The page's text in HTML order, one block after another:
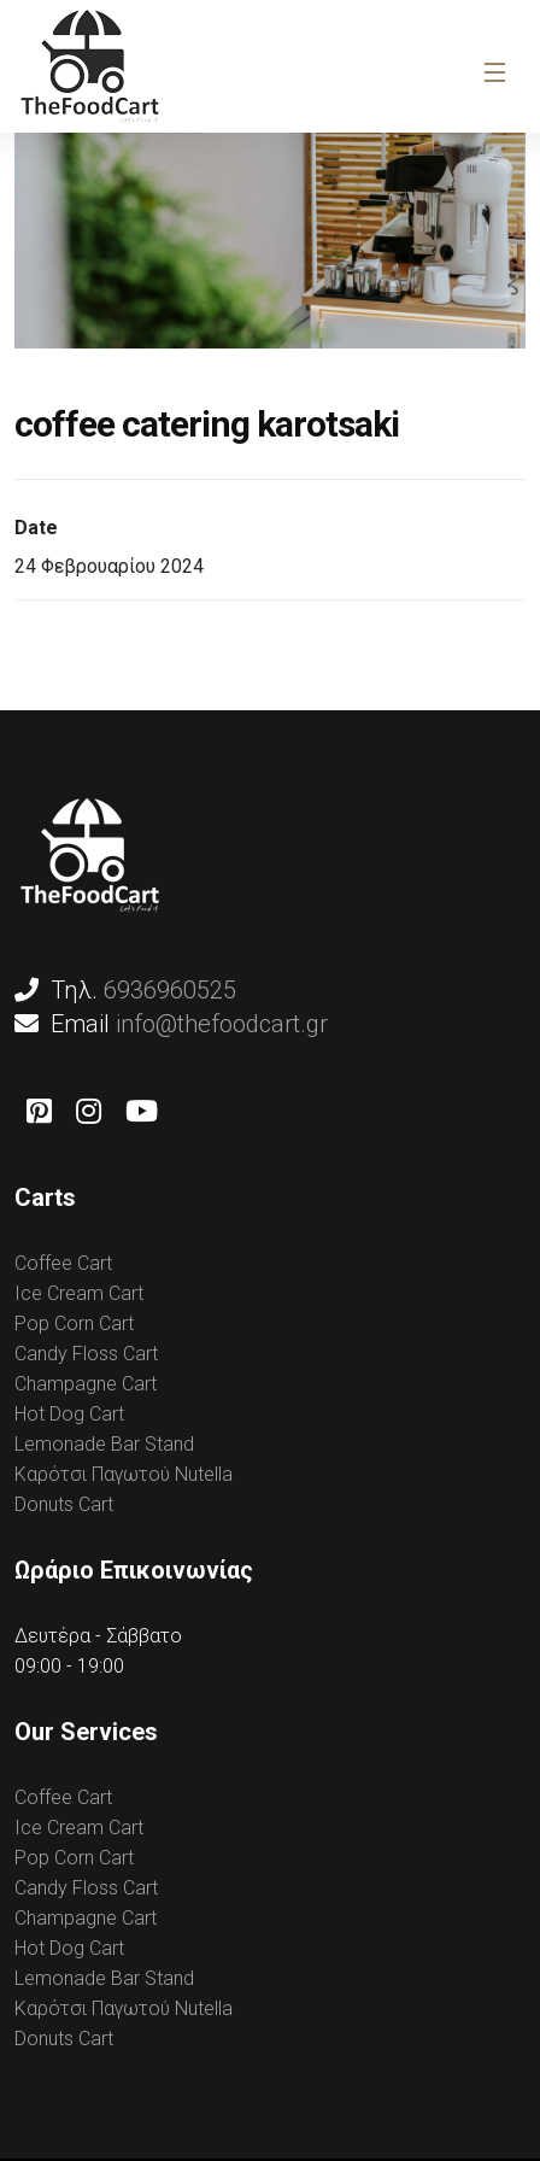
coffee catering karotsaki
Date
24 Φεβρουαρίου 2024
Τηλ. 6936960525
Email info@thefoodcart.gr
Carts
Coffee Cart
Ice Cream Cart
Pop Corn Cart
Candy Floss Cart
Champagne Cart
Hot Dog Cart
Lemonade Bar Stand
Καρότσι Παγωτού Nutella
Donuts Cart
Ωράριο Επικοινωνίας
Δευτέρα - Σάββατο
09:00 - 19:00
Our Services
Coffee Cart
Ice Cream Cart
Pop Corn Cart
Candy Floss Cart
Champagne Cart
Hot Dog Cart
Lemonade Bar Stand
Καρότσι Παγωτού Nutella
Donuts Cart